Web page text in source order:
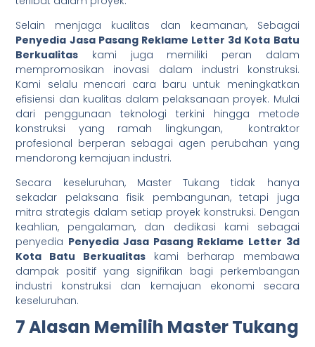
Selain menjaga kualitas dan keamanan, Sebagai
Penyedia Jasa Pasang Reklame Letter 3d Kota Batu
Berkualitas kami juga memiliki peran dalam
mempromosikan inovasi dalam industri konstruksi.
Kami selalu mencari cara baru untuk meningkatkan
efisiensi dan kualitas dalam pelaksanaan proyek. Mulai
dari penggunaan teknologi terkini hingga metode
konstruksi yang ramah lingkungan, kontraktor
profesional berperan sebagai agen perubahan yang
mendorong kemajuan industri.
Secara keseluruhan, Master Tukang tidak hanya
sekadar pelaksana fisik pembangunan, tetapi juga
mitra strategis dalam setiap proyek konstruksi. Dengan
keahlian, pengalaman, dan dedikasi kami sebagai
penyedia Penyedia Jasa Pasang Reklame Letter 3d
Kota Batu Berkualitas
kami berharap membawa
dampak positif yang signifikan bagi perkembangan
industri konstruksi dan kemajuan ekonomi secara
keseluruhan.
7 Alasan Memilih Master Tukang